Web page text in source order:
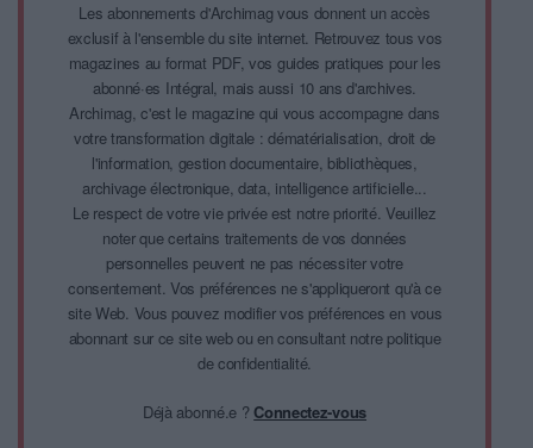
Les abonnements d'Archimag vous donnent un accès
exclusif à l'ensemble du site internet. Retrouvez tous vos
magazines au format PDF, vos guides pratiques pour les
abonné·es Intégral, mais aussi 10 ans d'archives.
Archimag, c'est le magazine qui vous accompagne dans
votre transformation digitale : dématérialisation, droit de
l'information, gestion documentaire, bibliothèques,
archivage électronique, data, intelligence artificielle...
Le respect de votre vie privée est notre priorité. Veuillez
noter que certains traitements de vos données
personnelles peuvent ne pas nécessiter votre
consentement. Vos préférences ne s'appliqueront qu'à ce
site Web. Vous pouvez modifier vos préférences en vous
abonnant sur ce site web ou en consultant notre politique
de confidentialité.
Déjà abonné.e ?Connectez-vous